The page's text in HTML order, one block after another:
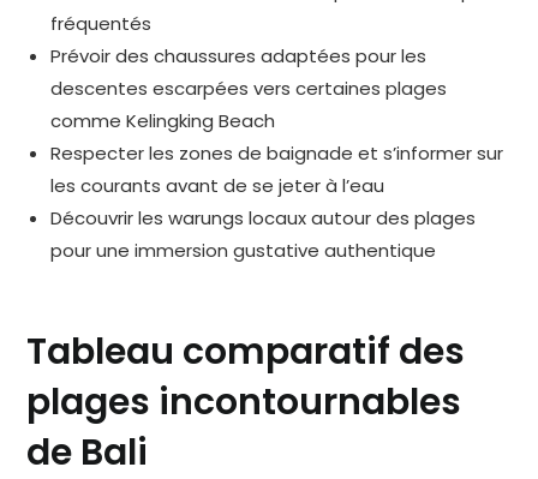
fréquentés
Prévoir des chaussures adaptées pour les
descentes escarpées vers certaines plages
comme Kelingking Beach
Respecter les zones de baignade et s’informer sur
les courants avant de se jeter à l’eau
Découvrir les warungs locaux autour des plages
pour une immersion gustative authentique
Tableau comparatif des
plages incontournables
de Bali